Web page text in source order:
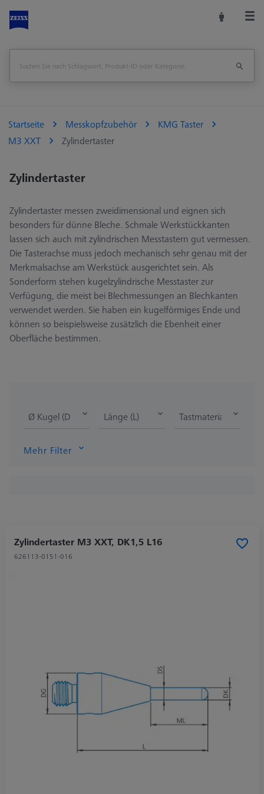
Startseite Messkopfzubehör
KMG Taster
M3 XXT
Zylindertaster
Zylindertaster
Zylindertaster messen zweidimensional und eignen sich
besonders für dünne Bleche. Schmale Werkstückkanten
lassen sich auch mit zylindrischen Messtastern gut vermessen.
Die Tasterachse muss jedoch mechanisch sehr genau mit der
Merkmalsachse am Werkstück ausgerichtet sein. Als
Sonderform stehen kugelzylindrische Messtaster zur
Verfügung, die meist bei Blechmessungen an Blechkanten
verwendet werden. Sie haben ein kugelförmiges Ende und
können so beispielsweise zusätzlich die Ebenheit einer
Oberfläche bestimmen.
Ø Kugel (DK) Länge (L) Tastmaterial
Mehr Filter
Zylindertaster M3 XXT, DK1,5 L16
626113-0151-016